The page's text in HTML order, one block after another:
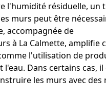
l'humidité résiduelle, un
murs peut être
accompagnée de
à La Calmette, amplifie
l'utilisation de
l'eau. Dans certains cas, il
les murs avec des